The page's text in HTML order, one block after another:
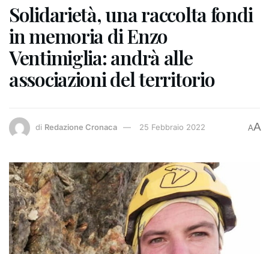
Solidarietà, una raccolta fondi
in memoria di Enzo
Ventimiglia: andrà alle
associazioni del territorio
di Redazione Cronaca 25 Febbraio 2022 AA